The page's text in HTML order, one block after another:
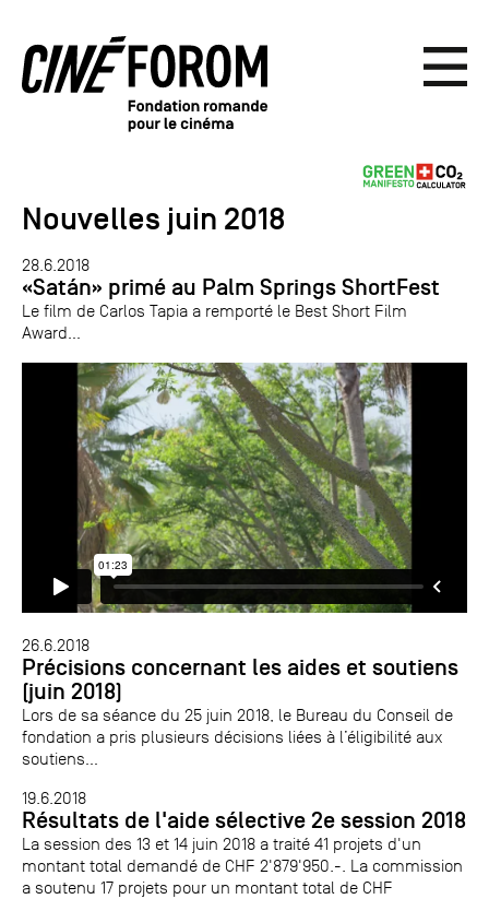
Nouvelles juin 2018
28.6.2018
«Satán» primé au Palm Springs ShortFest
Le film de Carlos Tapia a remporté le Best Short Film
Award...
26.6.2018
Précisions concernant les aides et soutiens
(juin 2018)
Lors de sa séance du 25 juin 2018, le Bureau du Conseil de
fondation a pris plusieurs décisions liées à l’éligibilité aux
soutiens...
19.6.2018
Résultats de l'aide sélective 2e session 2018
La session des 13 et 14 juin 2018 a traité 41 projets d'un
montant total demandé de CHF 2'879'950.-. La commission
a soutenu 17 projets pour un montant total de CHF